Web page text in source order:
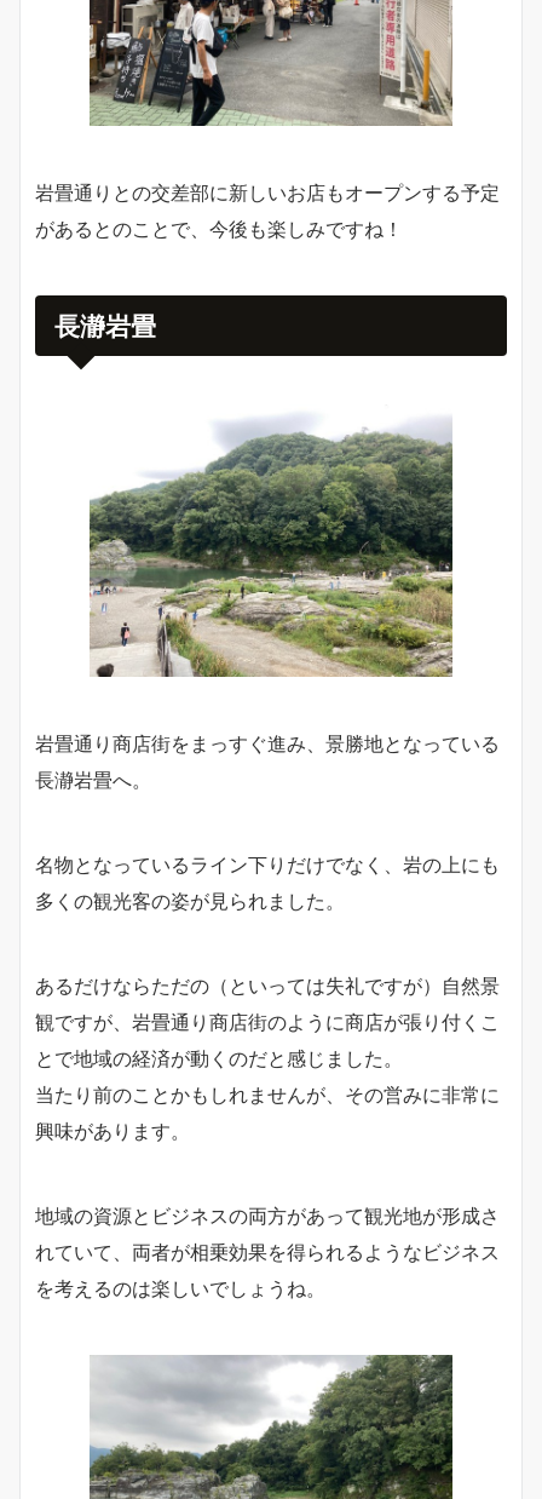
岩畳通りとの交差部に新しいお店もオープンする予定
があるとのことで、今後も楽しみですね！
長瀞岩畳
岩畳通り商店街をまっすぐ進み、景勝地となっている
長瀞岩畳へ。
名物となっているライン下りだけでなく、岩の上にも
多くの観光客の姿が見られました。
あるだけならただの（といっては失礼ですが）自然景
観ですが、岩畳通り商店街のように商店が張り付くこ
とで地域の経済が動くのだと感じました。
当たり前のことかもしれませんが、その営みに非常に
興味があります。
地域の資源とビジネスの両方があって観光地が形成さ
れていて、両者が相乗効果を得られるようなビジネス
を考えるのは楽しいでしょうね。